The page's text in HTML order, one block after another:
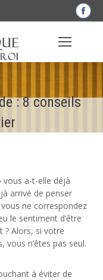
La
: 8 conseils
vous a-t-elle déjà
arrivé de penser
ne correspondez
le sentiment d’être
? Alors, si votre
vous n’êtes pas seul.
à éviter de